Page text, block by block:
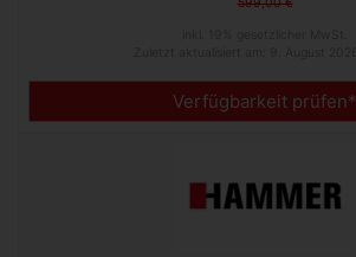
Verfügbarkeit prüfen*